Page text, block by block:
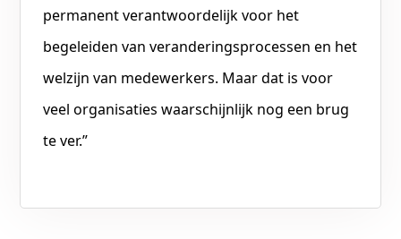
permanent verantwoordelijk voor het
begeleiden van veranderingsprocessen en het
welzijn van medewerkers. Maar dat is voor
veel organisaties waarschijnlijk nog een brug
te ver.”